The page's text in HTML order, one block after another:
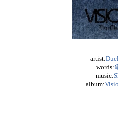
artist:
words:
music:
album: